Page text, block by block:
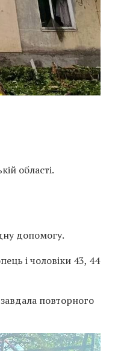
області.
допомогу.
і чоловіки 43, 44
повторного